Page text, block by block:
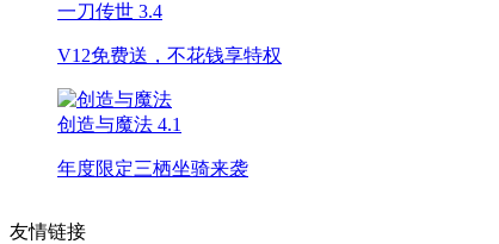
一刀传世 3.4
V12免费送，不花钱享特权
创造与魔法 4.1
年度限定三栖坐骑来袭
友情链接